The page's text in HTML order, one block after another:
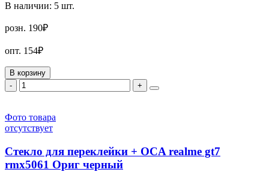
В наличии: 5 шт.
розн. 190₽
опт. 154₽
В корзину
-
+
Фото товара
отсутствует
Стекло для переклейки + OCA realme gt7
rmx5061 Ориг черный